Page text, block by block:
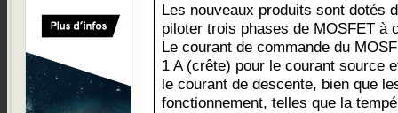
Les nouveaux produits sont dotés
piloter trois phases de MOSFET à
Le courant de commande du
1 A (crête) pour le courant source
le courant de descente, bien que
fonctionnement, telles que la